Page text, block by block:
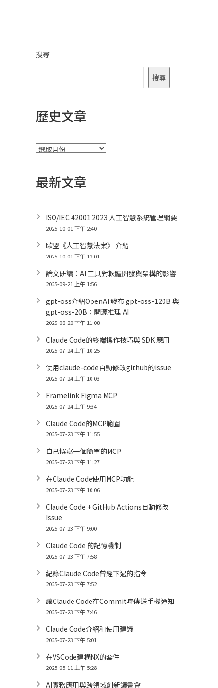
搜尋
搜尋
歷史文章
彙
最新文章
ISO/IEC 42001:2023 人工智慧系統管理綱要
2025-10-01 下午 2:40
歐盟《人工智慧法案》 介紹
2025-10-01 下午 12:01
論文研讀：AI 工具對軟體開發與架構的影響
2025-09-21 上午 1:56
gpt-oss介紹OpenAI 發布 gpt-oss-120B 與
gpt-oss-20B：開源推理 AI
2025-08-20 下午 11:08
Claude Code的終端操作技巧與 SDK 應用
2025-07-24 上午 10:25
使用claude-code自動修改github的issue
2025-07-24 上午 10:03
Framelink Figma MCP
2025-07-24 上午 9:34
Claude Code的MCP範圍
2025-07-23 下午 11:55
自己撰寫一個簡單的MCP
2025-07-23 下午 11:27
在Claude Code使用MCP功能
2025-07-23 下午 10:06
Claude Code + GitHub Actions自動修改
Issue
2025-07-23 下午 9:00
Claude Code 的記憶機制
2025-07-23 下午 7:58
紀錄Claude Code曾經下過的指令
2025-07-23 下午 7:52
讓Claude Code在Commit時傳送手機通知
2025-07-23 下午 7:46
Claude Code介紹和使用建議
2025-07-23 下午 5:01
在VSCode建構NX的套件
2025-05-11 上午 5:28
AI實務應用與跨領域創新讀書會